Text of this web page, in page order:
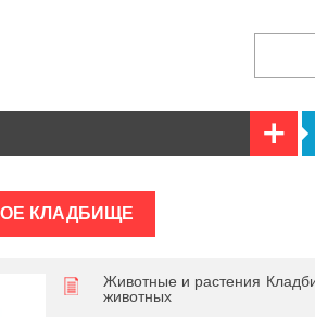
КЛАДБИЩЕ
Животные и растения
животных